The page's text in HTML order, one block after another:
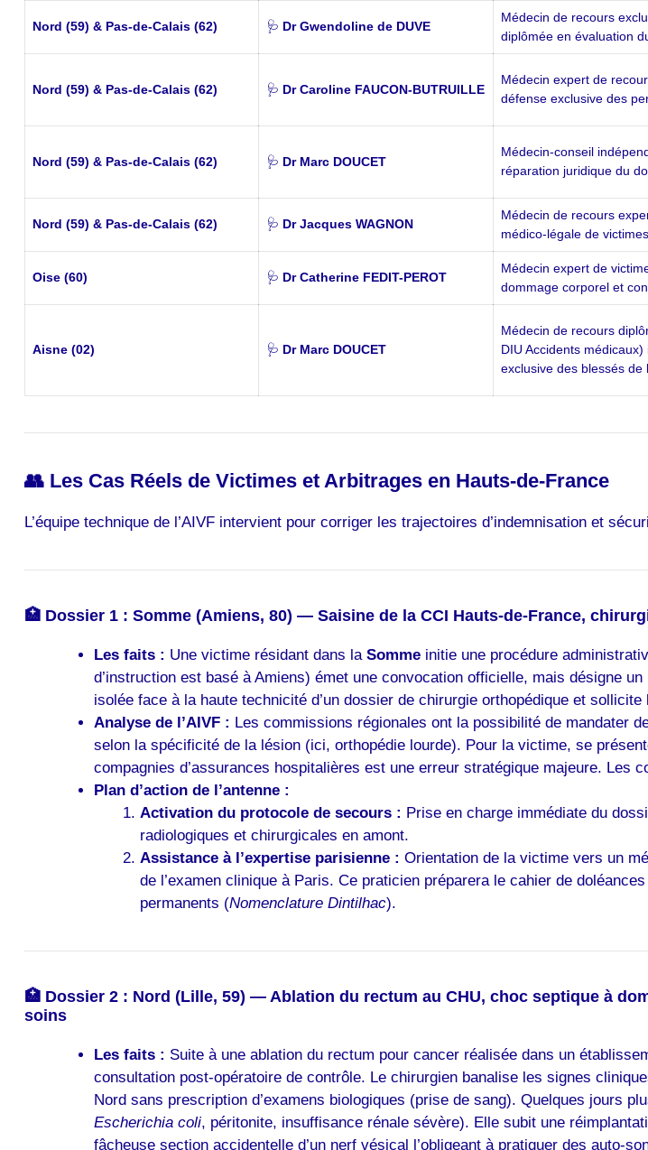
Nord (59) & Pas-de-Calais (62) 🩺 Dr Gwendoline de DUVE
Médecin de recours
diplômée en évaluation
Nord (59) & Pas-de-Calais (62) 🩺 Dr Caroline FAUCON-BUTRUILLE
Médecin expert de
défense exclusive des
Nord (59) & Pas-de-Calais (62) 🩺 Dr Marc DOUCET
Médecin-conseil
réparation juridique du
Nord (59) & Pas-de-Calais (62) 🩺 Dr Jacques WAGNON
Médecin de recours
médico-légale de
Oise (60) 🩺 Dr Catherine FEDIT-PEROT
Médecin expert de
dommage corporel et
Aisne (02) 🩺 Dr Marc DOUCET
Médecin de recours
DIU Accidents
exclusive des blessés de
👥 Les Cas Réels de Victimes et Arbitrages en Hauts-de-France
L’équipe technique de l’AIVF intervient pour corriger les trajectoires d’indemnisation et
🏥 Dossier 1 : Somme (Amiens, 80) — Saisine de la CCI Hauts-de-France,
Les faits : Une victime résidant dans la Sommeinitie une procédure
d’instruction est basé à Amiens) émet une convocation officielle, mais désigne
isolée face à la haute technicité d’un dossier de chirurgie orthopédique et sollicite
Analyse de l’AIVF : Les commissions régionales ont la possibilité de mandater
selon la spécificité de la lésion (ici, orthopédie lourde). Pour la victime, se
compagnies d’assurances hospitalières est une erreur stratégique majeure. Les
Plan d’action de l’antenne :
Activation du protocole de secours : Prise en charge immédiate du
radiologiques et chirurgicales en amont.
Assistance à l’expertise parisienne : Orientation de la victime vers un
de l’examen clinique à Paris. Ce praticien préparera le cahier de
permanents (Nomenclature Dintilhac).
🏥 Dossier 2 : Nord (Lille, 59) — Ablation du rectum au CHU, choc septique à
soins
Les faits : Suite à une ablation du rectum pour cancer réalisée dans un
consultation post-opératoire de contrôle. Le chirurgien banalise les signes
Nord sans prescription d’examens biologiques (prise de sang). Quelques jours
Escherichia coli, péritonite, insuffisance rénale sévère). Elle subit une
fâcheuse section accidentelle d’un nerf vésical l’obligeant à pratiquer des auto-